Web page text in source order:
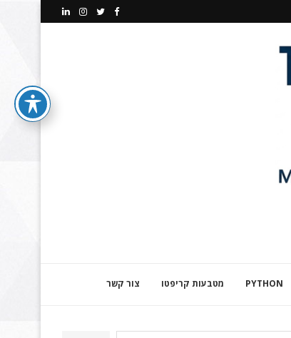
PYTHON מטבעות קריפטו צור קשר